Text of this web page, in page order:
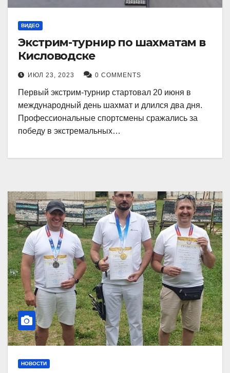
ВИДЕО
Экстрим-турнир по шахматам в
Кисловодске
ИЮЛ 23, 2023 0 COMMENTS
Первый экстрим-турнир стартовал 20 июня в
международный день шахмат и длился два дня.
Профессиональные спортсмены сражались за
победу в экстремальных…
НОВОСТИ